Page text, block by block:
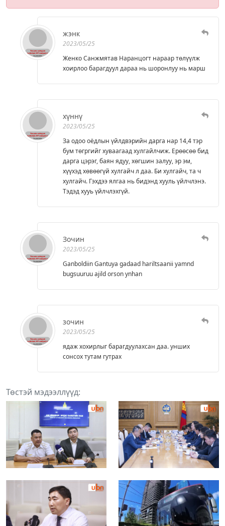
жэнк
2023/05/25
Женко Санжмятав Наранцогт нараар төлүүлж
хоирлоо барагдуул дараа нь шоронлуу нь марш
хүннү
2023/05/25
За одоо оёдлын үйлдвэрийн дарга нар 14,4 тэр
бум төгргийг хуваагаад хулгайлчиж. Ерөөсөө бид
дарга цэрэг, баян ядуу, хөгшин залуу, эр эм,
хүүхэд хөвөөгүй хулгайч л даа. Би хулгайч, та ч
хулгайч. Гэхдээ ялгаа нь бидэнд хууль үйлчлэнэ.
Тэдэд хууь үйлчлэхгүй.
Зочин
2023/05/25
Ganboldiin Gantuya gadaad hariltsaanii yamnd
bugsuuruu ajild orson ynhan
зочин
2023/05/25
ядаж хохирлыг барагдуулахсан даа. унших
сонсох тутам гутрах
Төстэй мэдээллүүд: